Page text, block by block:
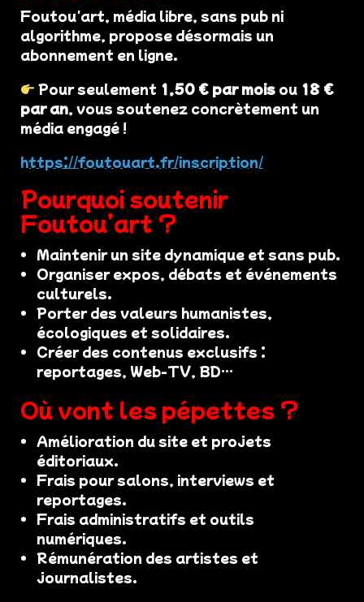
Foutou'art, média libre, sans pub ni
algorithme, propose désormais un
abonnement en ligne.
Pour seulement 1,50 € par mois ou 18 €
par an, vous soutenez concrètement un
média engagé !
https://foutouart.fr/inscription/
Pourquoi soutenir
Foutou’art ?
Maintenir un site dynamique et sans pub.
Organiser expos, débats et événements
culturels.
Porter des valeurs humanistes,
écologiques et solidaires.
Créer des contenus exclusifs :
reportages, Web-TV, BD…
Où vont les pépettes ?
Amélioration du site et projets
éditoriaux.
Frais pour salons, interviews et
reportages.
Frais administratifs et outils
numériques.
Rémunération des artistes et
journalistes.